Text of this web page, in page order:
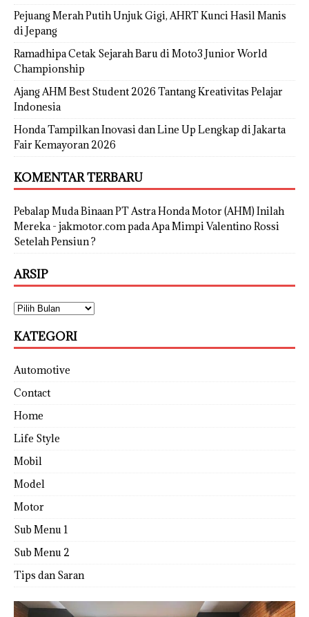
Pejuang Merah Putih Unjuk Gigi, AHRT Kunci Hasil Manis
di Jepang
Ramadhipa Cetak Sejarah Baru di Moto3 Junior World
Championship
Ajang AHM Best Student 2026 Tantang Kreativitas Pelajar
Indonesia
Honda Tampilkan Inovasi dan Line Up Lengkap di Jakarta
Fair Kemayoran 2026
KOMENTAR TERBARU
Pebalap Muda Binaan PT Astra Honda Motor (AHM) Inilah
Mereka - jakmotor.compadaApa Mimpi Valentino Rossi
Setelah Pensiun ?
ARSIP
KATEGORI
Automotive
Contact
Home
Life Style
Mobil
Model
Motor
Sub Menu 1
Sub Menu 2
Tips dan Saran